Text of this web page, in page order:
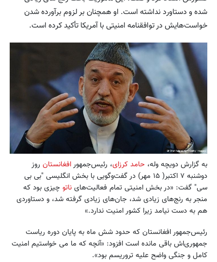
شده و دستاورد نداشته است. او همچنان بر لزوم برآورده شدن
خواست‌هایش در توافقنامه امنیتی با آمریکا تأکید کرده است.
به گزارش دویچه وله، حامد کرزای، رئیس‌جمهورافغانستان روز
دوشنبه ۷ اکتبر( ۱۵ مهر) در گفت‌وگویی با بخش انگلیسی "بی بی
سی" گفت: «در بخش امنیتی تمام فعالیت‌های ناتو چیزی بود که
منجر به رنج‌های زیادی شد، جان‌های زیادی گرفته شد، و دستاوردی
هم به دست نیامد زیرا کشور امنیت ندارد.»
رئیس‌جمهور افغانستان که حدود شش ماه به پایان دوره ریاست
جمهوری‌اش باقی مانده است افزود: «آنچه که ما می خواستیم امنیت
کامل و جنگی واضح علیه تروریسم بود».